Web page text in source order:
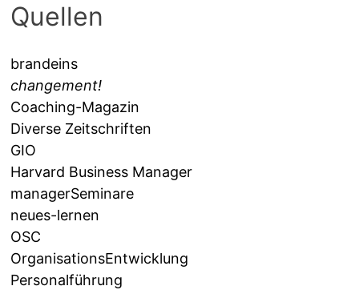
Quellen
brandeins
changement!
Coaching-Magazin
Diverse Zeitschriften
GIO
Harvard Business Manager
managerSeminare
neues-lernen
OSC
OrganisationsEntwicklung
Personalführung